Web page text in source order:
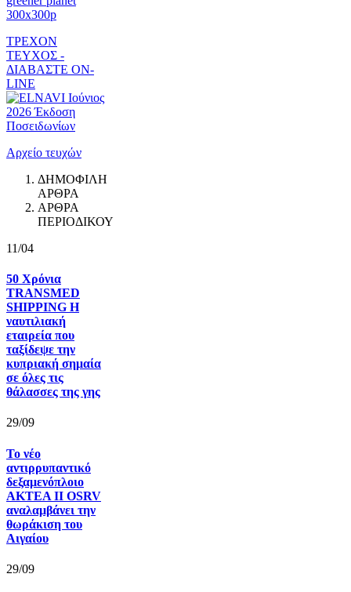
ΤΡΕΧΟΝ
ΤΕΥΧΟΣ -
ΔΙΑΒΑΣΤΕ ON-
LINE
Αρχείο τευχών
ΔΗΜΟΦΙΛΗ
ΑΡΘΡΑ
ΑΡΘΡΑ
ΠΕΡΙΟΔΙΚΟΥ
11/04
50 Χρόνια
TRANSMED
SHIPPING Η
ναυτιλιακή
εταιρεία που
ταξίδεψε την
κυπριακή σημαία
σε όλες τις
θάλασσες της γης
29/09
Το νέο
αντιρρυπαντικό
δεξαμενόπλοιο
AKTEA II OSRV
αναλαμβάνει την
θωράκιση του
Αιγαίου
29/09